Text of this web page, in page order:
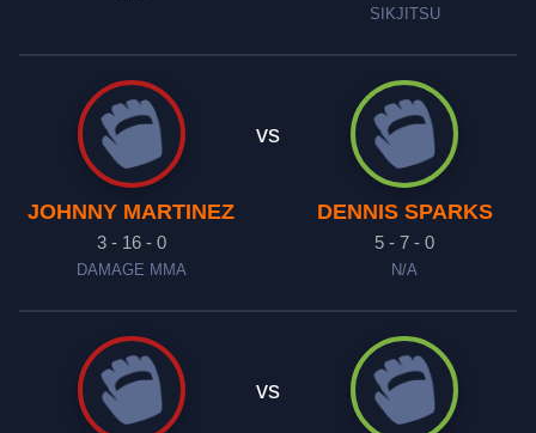
SIKJITSU
JOHNNY MARTINEZ
3 - 16 - 0
DAMAGE MMA
vs
DENNIS SPARKS
5 - 7 - 0
N/A
vs